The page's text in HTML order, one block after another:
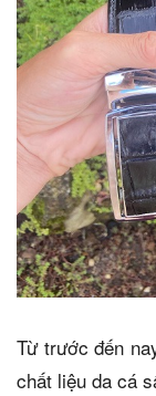
Từ trước đến
chất liệu da cá